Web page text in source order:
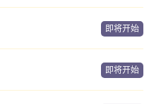
即将开始
即将开始